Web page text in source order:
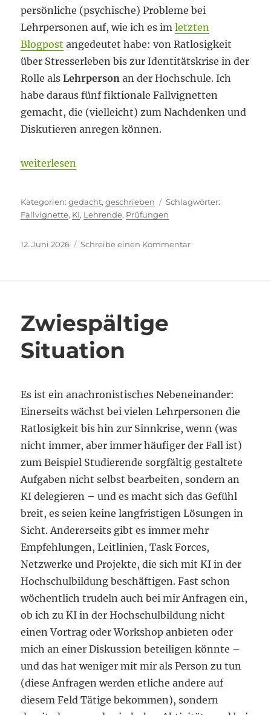
persönliche (psychische) Probleme bei
Lehrpersonen auf, wie ich es imletzten
Blogpost angedeutet habe: von Ratlosigkeit
über Stresserleben bis zur Identitätskrise in der
Rolle alsLehrperson an der Hochschule. Ich
habe daraus fünf fiktionale Fallvignetten
gemacht, die (vielleicht) zum Nachdenken und
Diskutieren anregen können.
„Kapitulation oder Flucht nach vorn?“
weiterlesen
Kategorien
gedacht,geschrieben
Fallvignette, KI, Lehrende, Prüfungen
Veröffentlicht
12. Juni 2026 Schreibe einen Kommentarzu
Zwiespältige
Situation
Es ist ein anachronistisches Nebeneinander:
Einerseits wächst bei vielen Lehrpersonen die
Ratlosigkeit bis hin zur Sinnkrise, wenn (was
nicht immer, aber immer häufiger der Fall ist)
zum Beispiel Studierende sorgfältig gestaltete
Aufgaben nicht selbst bearbeiten, sondern an
KI delegieren – und es macht sich das Gefühl
breit, es seien keine langfristigen Lösungen in
Sicht. Andererseits gibt es immer mehr
Empfehlungen, Leitlinien, Task Forces,
Netzwerke und Projekte, die sich mit KI in der
Hochschulbildung beschäftigen. Fast schon
wöchentlich trudeln auch bei mir Anfragen ein,
ob ich zu KI in der Hochschulbildung nicht
einen Vortrag oder Workshop anbieten oder
mich an einer Diskussion beteiligen könnte –
und das hat weniger mit mir als Person zu tun
(diese Anfragen werden etliche andere auf
diesem Feld Tätige bekommen), sondern